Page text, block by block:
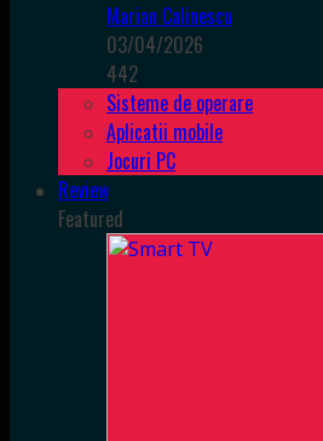
Marian Calinescu
03/04/2026
442
Sisteme de operare
Aplicatii mobile
Jocuri PC
Review
Featured